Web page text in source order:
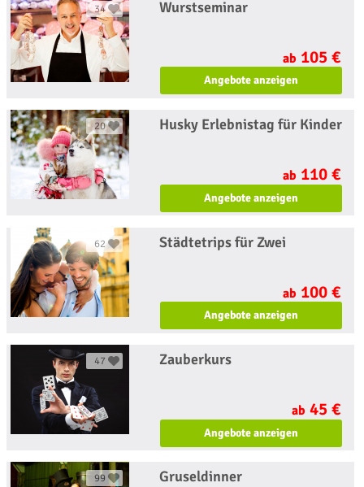
34 Wurstseminar
ab 105 €
Angebote anzeigen
20 Husky Erlebnistag für Kinder
ab 110 €
Angebote anzeigen
62 Städtetrips für Zwei
ab 100 €
Angebote anzeigen
47 Zauberkurs
ab 45 €
Angebote anzeigen
99 Gruseldinner